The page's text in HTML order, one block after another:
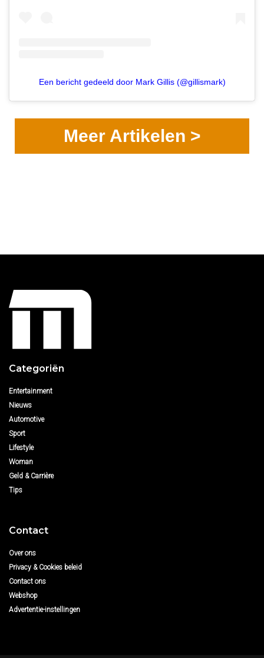
Een bericht gedeeld door Mark Gillis (@gillismark)
Meer Artikelen >
Categoriën
Entertainment
Nieuws
Automotive
Sport
Lifestyle
Woman
Geld & Carrière
Tips
Contact
Over ons
Privacy & Cookies beleid
Contact ons
Webshop
Advertentie-instellingen